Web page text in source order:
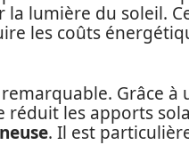
lumière du soleil.
les coûts
Grâce à
réduit les apports
. Il est